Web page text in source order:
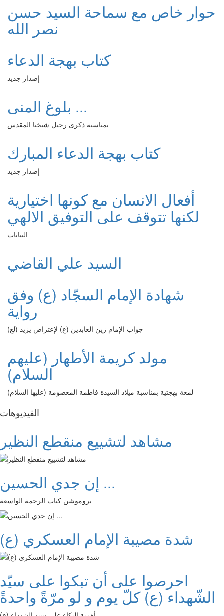
حوار خاص مع سماحة السيد حسن
نصر الله
كتاب بهجة الدعاء
إصدار جديد
بلوغ المنى ...
بمناسبة ذكرى رحيل شيخنا المقدس
كتاب بهجة الدعاء المبارك
إصدار جديد
أفعال الانسان مع كونها اختيارية
لكنها تتوقف على التوفيق الالهي
البيانات
السيد علي القاضي
شهادة الإمام السجّاد (ع) وفق
رواية
جواب الإمام زين العابدين (ع) لإعتراض يزيد (لع)
مولد كريمة الأطهار (عليهم
السلام)
لمعة بهجتية بمناسبة ميلاد السيدة فاطمة المعصومة (عليها السلام)
الفیدیوهات
مشاهد لتشييع منقطع النظير
إن جدي الحسين ...
بروموشن كتاب الرحمة الواسعة
شدة مصيبة الإمام العسكري (ع)
احرصوا على أن تبكوا على سيّد
الشّهداء (ع) كلّ يوم و لو مرّةً واحدةً